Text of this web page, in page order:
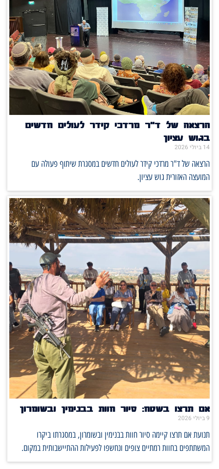
הרצאה של ד"ר מרדכי קידר לעולים חדשים
בגוש עציון
14 ביולי 2026
הרצאה של ד"ר מרדכי קידר לעולים חדשים במסגרת שיתוף פעולה עם
המועצה האזורית גוש עציון.
אם תרצו בשטח: סיור חוות בבנימין ובשומרון
9 ביולי 2026
תנועת אם תרצו קיימה סיור חוות בבנימין ובשומרון, במסגרתו ביקרו
המשתתפים בחוות רמתיים צופים ונחשפו לפעילות ההתיישבותית במקום.